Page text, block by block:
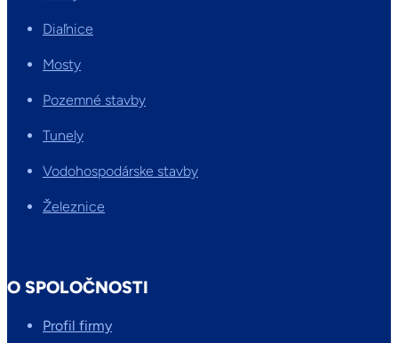
Diaľnice
Mosty
Pozemné stavby
Tunely
Vodohospodárske stavby
Železnice
O SPOLOČNOSTI
Profil firmy